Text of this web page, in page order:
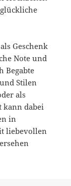
Geschenk
Note und
Begabte
Stilen
als
kann dabei
in
liebevollen
der Liebe und